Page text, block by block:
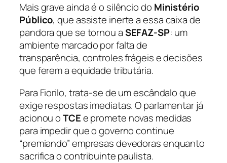
Mais grave ainda é o silêncio do Ministério
Público, que assiste inerte a essa caixa de
pandora que se tornou aSEFAZ-SP: um
ambiente marcado por falta de
transparência, controles frágeis e decisões
que ferem a equidade tributária.
Para Fiorilo, trata-se de um escândalo que
exige respostas imediatas. O parlamentar já
acionou oTCEe promete novas medidas
para impedir que o governo continue
“premiando” empresas devedoras enquanto
sacrifica o contribuinte paulista.